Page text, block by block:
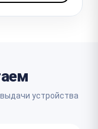
устройства